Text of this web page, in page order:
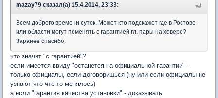
mazay79 сказал(а) 15.4.2014, 23:33:
Всем доброго времени суток. Может кто подскажет где в Ростове
или области могут поменять с гарантией гл. пары на ховере?
Заранее спасибо.
что значит "с гарантией"?
если имеется ввиду "останется на официальной гарантии" -
только официалы, если договоришься (ну или если официалы не
узнают что что-то менялось)
а если "гарантия качества установки" - доказывать